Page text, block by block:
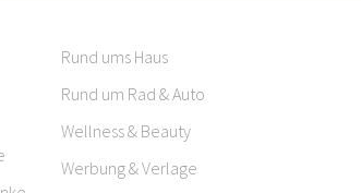
Rund ums Haus
Rund um Rad & Auto
Wellness & Beauty
Werbung & Verlage